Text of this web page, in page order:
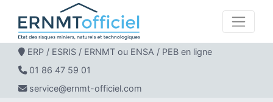
ERP / ESRIS / ERNMT ou ENSA / PEB en ligne
01 86 47 59 01
service@ernmt-officiel.com